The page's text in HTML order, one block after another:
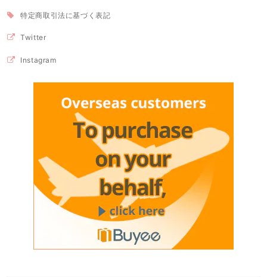
特定商取引法に基づく表記
Twitter
Instagram